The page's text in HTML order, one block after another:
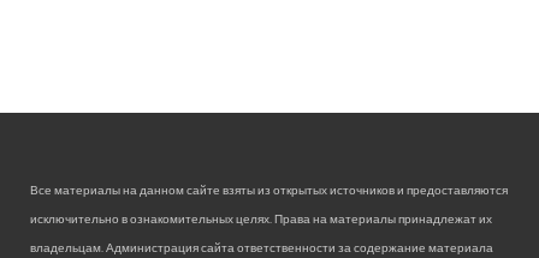
Все материалы на данном сайте взяты из открытых источников и предоставляются
исключительно в ознакомительных целях. Права на материалы принадлежат их
владельцам. Администрация сайта ответственности за содержание материала